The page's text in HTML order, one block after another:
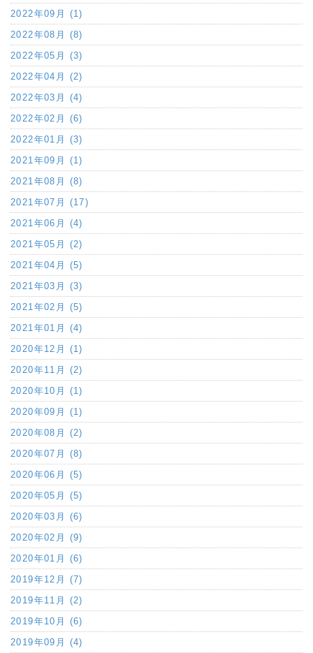
2022年09月 (1)
2022年08月 (8)
2022年05月 (3)
2022年04月 (2)
2022年03月 (4)
2022年02月 (6)
2022年01月 (3)
2021年09月 (1)
2021年08月 (8)
2021年07月 (17)
2021年06月 (4)
2021年05月 (2)
2021年04月 (5)
2021年03月 (3)
2021年02月 (5)
2021年01月 (4)
2020年12月 (1)
2020年11月 (2)
2020年10月 (1)
2020年09月 (1)
2020年08月 (2)
2020年07月 (8)
2020年06月 (5)
2020年05月 (5)
2020年03月 (6)
2020年02月 (9)
2020年01月 (6)
2019年12月 (7)
2019年11月 (2)
2019年10月 (6)
2019年09月 (4)